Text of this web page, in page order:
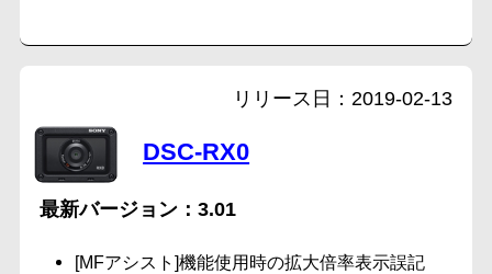
DSC-RX0
3.01
2019-02-13
[MFアシスト]機能使用時の拡大倍率表示誤記